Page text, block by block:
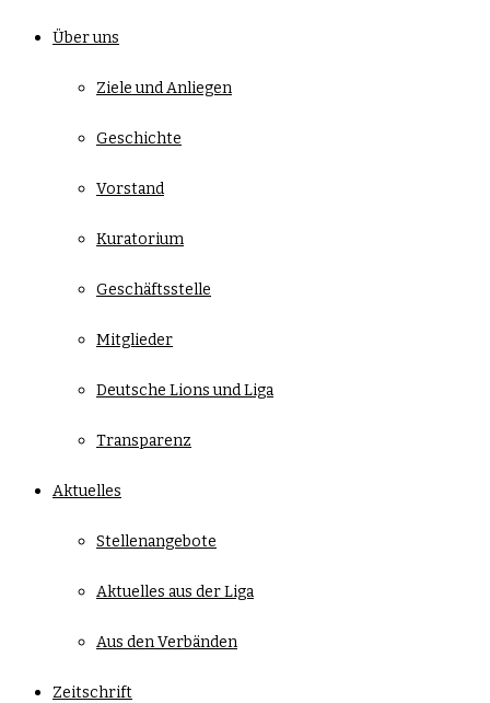
Über uns
Ziele und Anliegen
Geschichte
Vorstand
Kuratorium
Geschäftsstelle
Mitglieder
Deutsche Lions und Liga
Transparenz
Aktuelles
Stellenangebote
Aktuelles aus der Liga
Aus den Verbänden
Zeitschrift